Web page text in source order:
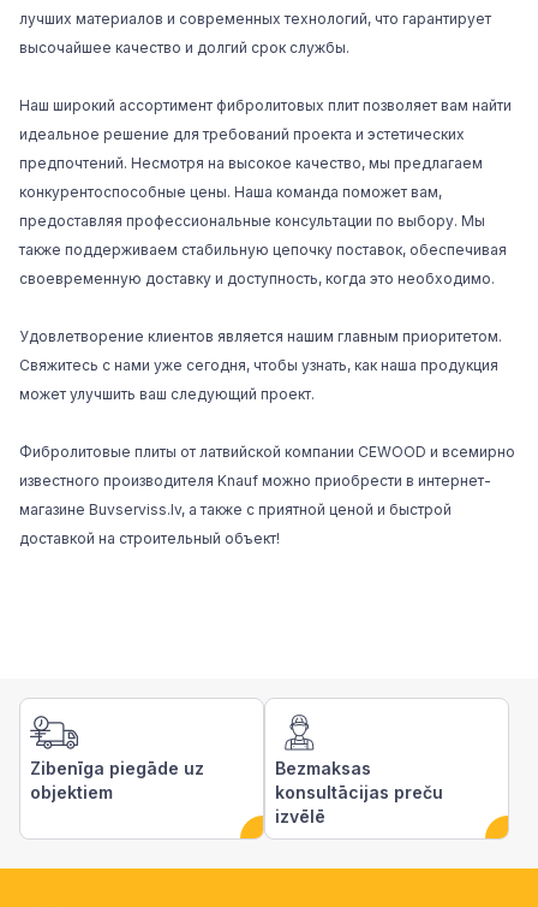
лучших материалов и современных технологий, что гарантирует
высочайшее качество и долгий срок службы.
Наш широкий ассортимент фибролитовых плит позволяет вам найти
идеальное решение для требований проекта и эстетических
предпочтений. Несмотря на высокое качество, мы предлагаем
конкурентоспособные цены. Наша команда поможет вам,
предоставляя профессиональные консультации по выбору. Мы
также поддерживаем стабильную цепочку поставок, обеспечивая
своевременную доставку и доступность, когда это необходимо.
Удовлетворение клиентов является нашим главным приоритетом.
Свяжитесь с нами уже сегодня, чтобы узнать, как наша продукция
может улучшить ваш следующий проект.
Фибролитовые плиты от латвийской компании CEWOOD и всемирно
известного производителя Knauf можно приобрести в интернет-
магазине Buvserviss.lv, а также с приятной ценой и быстрой
доставкой на строительный объект!
Zibenīga piegāde uz
objektiem
Bezmaksas
konsultācijas preču
izvēlē